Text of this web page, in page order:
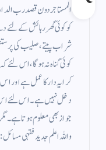
المستاجر دون قصد رب
کو کوئی گھر رہائش کے
شراب پیتے ، صلیب کی
کوئی گناہ نہ ہوگا، اس
کرایہ دار کا عمل ہے اور
دخل نہیں ہے ۔ اس لئے اس
جواز بھی معلوم ہوتا ہے ۔
واللہ اعلم جدید فقہی مسائل : ج : 1 ص